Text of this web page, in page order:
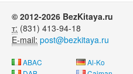
© 2012-2026 BezKitaya.ru
т: (831) 413-94-18
E-mail: post@bezkitaya.ru
ABAC Al-Ko